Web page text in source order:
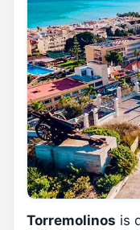
Torremolinos is